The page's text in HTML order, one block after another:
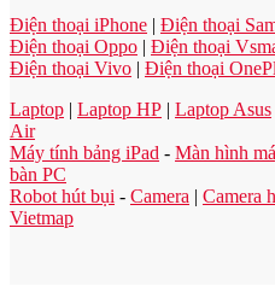
Điện thoại iPhone | Điện thoại
Điện thoại Oppo | Điện thoại
Điện thoại Vivo | Điện thoại
Laptop | Laptop HP | Laptop Asus
Air
Máy tính bảng iPad - Màn hình
bàn PC
Robot hút bụi - Camera | Camera
Vietmap